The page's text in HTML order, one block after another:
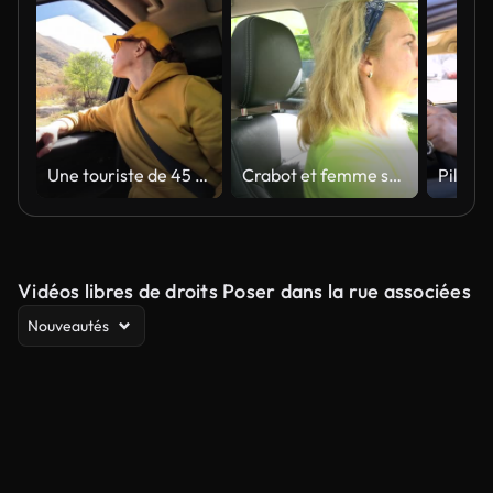
Une touriste de 45 ans regarde la vue depuis le siège passager de la voiture dans les montagnes d’automne Crabot et femme sur l'aventure dans la voiture
Vidéos libres de droits Poser dans la rue associées
Nouveautés